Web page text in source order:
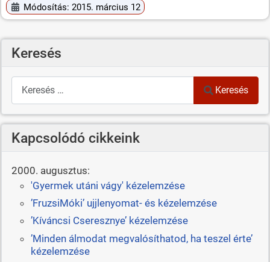
Módosítás: 2015. március 12
Keresés
Keresés
Keresés
Kapcsolódó cikkeink
2000. augusztus:
'Gyermek utáni vágy' kézelemzése
’FruzsiMóki’ ujjlenyomat- és kézelemzése
’Kíváncsi Cseresznye’ kézelemzése
’Minden álmodat megvalósíthatod, ha teszel érte’
kézelemzése